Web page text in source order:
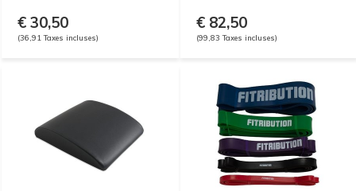
€ 30,50
(36,91 Taxes incluses)
€ 82,50
(99,83 Taxes incluses)